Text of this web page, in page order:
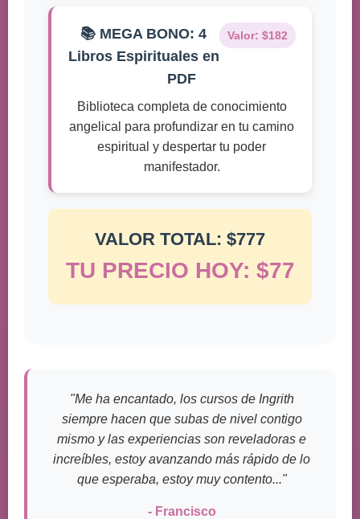
Valor: $182
📚 MEGA BONO: 4
Libros Espirituales en
PDF
Biblioteca completa de conocimiento
angelical para profundizar en tu camino
espiritual y despertar tu poder
manifestador.
VALOR TOTAL: $777
TU PRECIO HOY: $77
"Me ha encantado, los cursos de Ingrith
siempre hacen que subas de nivel contigo
mismo y las experiencias son reveladoras e
increíbles, estoy avanzando más rápido de lo
que esperaba, estoy muy contento..."
- Francisco